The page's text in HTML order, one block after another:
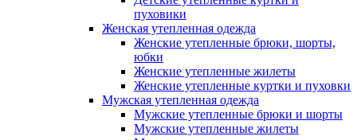
пуховики
Женская утепленная одежда
Женские утепленные брюки, шорты,
юбки
Женские утепленные жилеты
Женские утепленные куртки и пуховки
Мужская утепленная одежда
Мужские утепленные брюки и шорты
Мужские утепленные жилеты